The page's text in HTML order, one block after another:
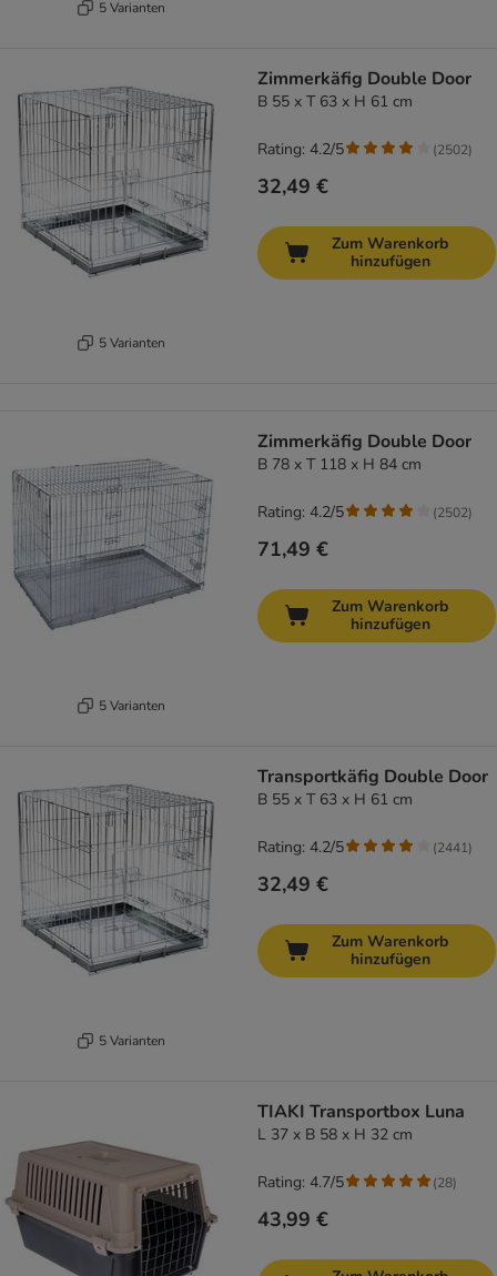
5 Varianten
5 Varianten
Zimmerkäfig Double Door
B 55 x T 63 x H 61 cm
32,49 €
Rating: 4.2/5 (2502)
Zum Warenkorb
hinzufügen
5 Varianten
Zimmerkäfig Double Door
B 78 x T 118 x H 84 cm
71,49 €
Rating: 4.2/5 (2502)
Zum Warenkorb
hinzufügen
5 Varianten
Transportkäfig Double Door
B 55 x T 63 x H 61 cm
32,49 €
Rating: 4.2/5 (2441)
Zum Warenkorb
hinzufügen
TIAKI Transportbox Luna
L 37 x B 58 x H 32 cm
43,99 €
Rating: 4.7/5 (28)